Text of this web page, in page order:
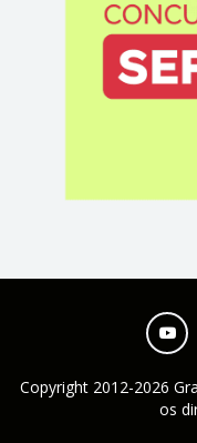
Copyright 2012-2026
os